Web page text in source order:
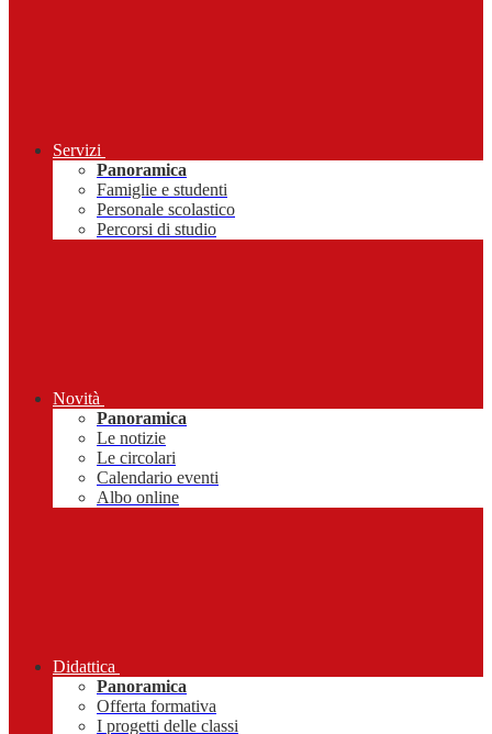
Servizi
Panoramica
Famiglie e studenti
Personale scolastico
Percorsi di studio
Novità
Panoramica
Le notizie
Le circolari
Calendario eventi
Albo online
Didattica
Panoramica
Offerta formativa
I progetti delle classi